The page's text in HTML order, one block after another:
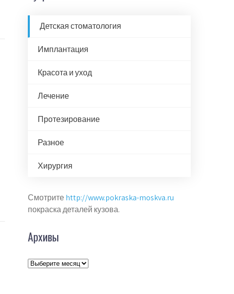
Детская стоматология
Имплантация
Красота и уход
Лечение
Протезирование
Разное
Хирургия
Смотритеhttp://www.pokraska-moskva.ru
покраска деталей кузова.
Архивы
Архивы